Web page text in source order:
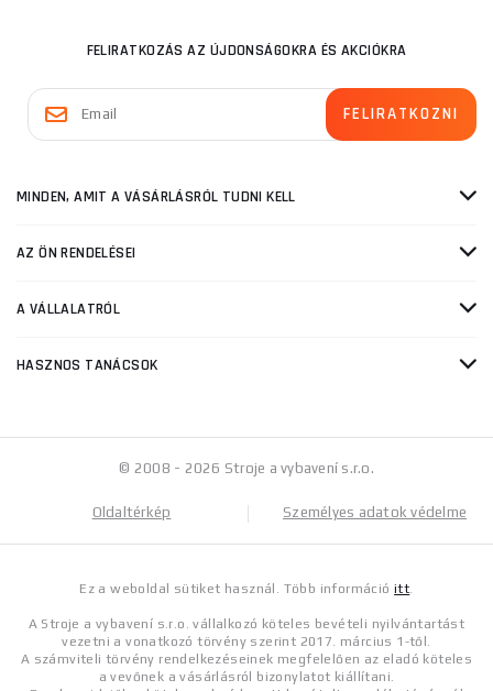
FELIRATKOZÁS AZ ÚJDONSÁGOKRA ÉS AKCIÓKRA
MINDEN, AMIT A VÁSÁRLÁSRÓL TUDNI KELL
AZ ÖN RENDELÉSEI
A VÁLLALATRÓL
HASZNOS TANÁCSOK
© 2008 - 2026 Stroje a vybavení s.r.o.
Oldaltérkép Személyes adatok védelme
Ez a weboldal sütiket használ. Több információitt.
A Stroje a vybavení s.r.o. vállalkozó köteles bevételi nyilvántartást
vezetni a vonatkozó törvény szerint 2017. március 1-től.
A számviteli törvény rendelkezéseinek megfelelően az eladó köteles
a vevőnek a vásárlásról bizonylatot kiállítani.